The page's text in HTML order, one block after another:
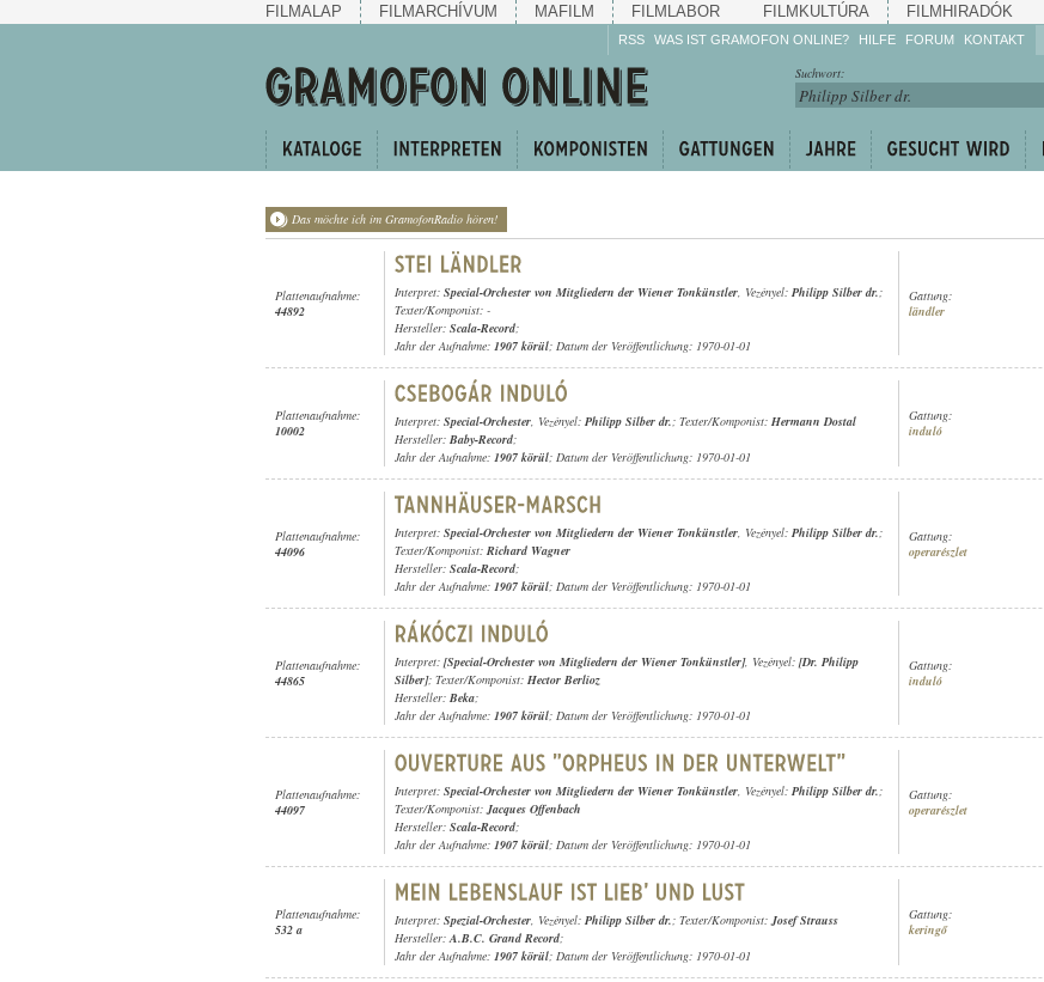
FILMALAP FILMARCHÍVUM MAFILM FILMLABOR FILMKULTÚRA FILMHIRADÓK
RSS WAS IST GRAMOFON ONLINE? HILFE
Machen Sie mit!
Reden Sie mit!
weiter!
FORUM KONTAKT
Suchwort:
Das möchte ich im GramofonRadio hören!
Plattenaufnahme:
44892
Interpret: Special-Orchester von Mitgliedern der Wiener Tonkünstler, Vezényel: Philipp Silber dr.;
Texter/Komponist: -
Hersteller: Scala-Record;
Jahr der Aufnahme: 1907 körül; Datum der Veröffentlichung: 1970-01-01
Gattung:
ländler
Plattenaufnahme:
10002
Interpret: Special-Orchester, Vezényel: Philipp Silber dr.; Texter/Komponist: Hermann Dostal
Hersteller: Baby-Record;
Jahr der Aufnahme: 1907 körül; Datum der Veröffentlichung: 1970-01-01
Gattung:
induló
Plattenaufnahme:
44096
Interpret: Special-Orchester von Mitgliedern der Wiener Tonkünstler, Vezényel: Philipp Silber dr.;
Texter/Komponist: Richard Wagner
Hersteller: Scala-Record;
Jahr der Aufnahme: 1907 körül; Datum der Veröffentlichung: 1970-01-01
Gattung:
operarészlet
Plattenaufnahme:
44865
Interpret: [Special-Orchester von Mitgliedern der Wiener Tonkünstler], Vezényel: [Dr. Philipp
Silber]; Texter/Komponist: Hector Berlioz
Hersteller: Beka;
Jahr der Aufnahme: 1907 körül; Datum der Veröffentlichung: 1970-01-01
Gattung:
induló
Plattenaufnahme:
44097
Interpret: Special-Orchester von Mitgliedern der Wiener Tonkünstler, Vezényel: Philipp Silber dr.;
Texter/Komponist:Jacques Offenbach
Hersteller: Scala-Record;
Jahr der Aufnahme: 1907 körül; Datum der Veröffentlichung: 1970-01-01
Gattung:
operarészlet
Plattenaufnahme:
532 a
Interpret: Spezial-Orchester, Vezényel: Philipp Silber dr.; Texter/Komponist:Josef Strauss
Hersteller:A.B.C. Grand Record;
Jahr der Aufnahme: 1907 körül; Datum der Veröffentlichung: 1970-01-01
Gattung:
keringő